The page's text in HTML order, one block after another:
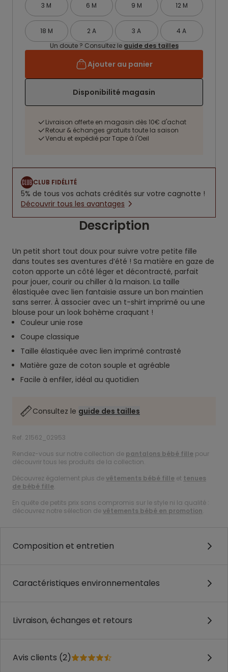
3 M 6 M 9 M 12 M
18 M 2 A 3 A
4 A
Un doute ? Consultez le guide des tailles
Ajouter au panier
Disponibilité magasin
Livraison offerte en magasin dès 10€ d'achat
Retour & échanges gratuits toute la saison
Vendu et expédié par Tape à l'Oeil
CLUB FIDÉLITÉ
5% de tous vos achats crédités sur votre cagnotte !
Découvrir tous les avantages
Description
Un petit short tout doux pour suivre votre petite fille
dans toutes ses aventures d’été ! Sa matière en gaze de
coton apporte un côté léger et décontracté, parfait
pour jouer, courir ou chiller à la maison. La taille
élastiquée avec lien fantaisie assure un bon maintien
sans serrer. À associer avec un t-shirt imprimé ou une
blouse pour un look bohème craquant !
Couleur unie rose
Coupe classique
Taille élastiquée avec lien imprimé contrasté
Matière gaze de coton souple et agréable
Facile à enfiler, idéal au quotidien
Consultez le guide des tailles
Ref. 21562_02953
Rendez-vous sur notre collection de pantalons bébé fille pour
découvrir tous les produits de la collection.
Découvrez également plus devêtements bébé fille et tenues
de bébé fille.
En quête de petits prix sans compromis sur le style ni la qualité :
découvrez notre sélection devêtements bébé en promotion.
Composition et entretien
Caractéristiques environnementales
Livraison, échanges et retours
Avis clients (2)